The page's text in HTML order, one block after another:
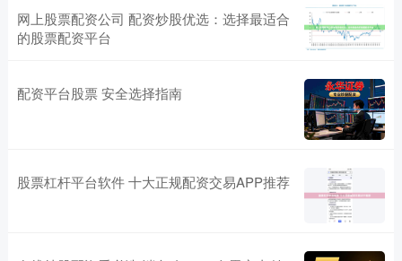
网上股票配资公司 配资炒股优选：选择最适合
的股票配资平台
配资平台股票 安全选择指南
股票杠杆平台软件 十大正规配资交易APP推荐